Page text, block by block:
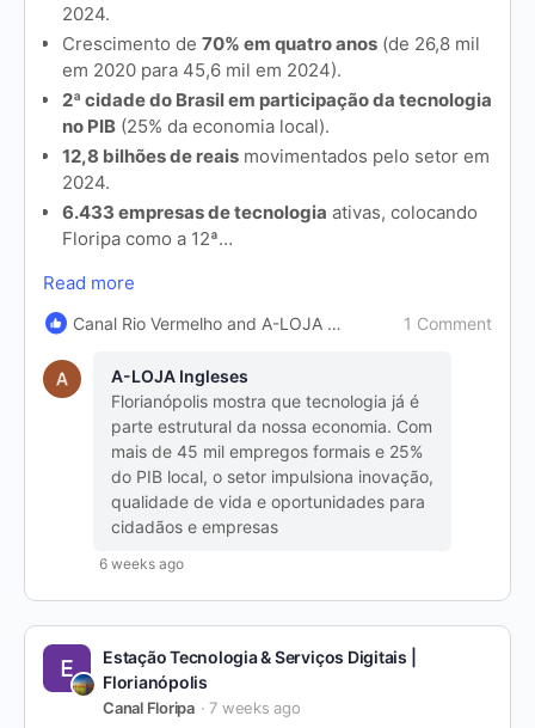
2024.
Crescimento de 70% em quatro anos (de 26,8 mil
em 2020 para 45,6 mil em 2024).
2ª cidade do Brasil em participação da tecnologia
no PIB (25% da economia local).
12,8 bilhões de reais movimentados pelo setor em
2024.
6.433 empresas de tecnologia ativas, colocando
Floripa como a 12ª…
Read more
Canal Rio Vermelho and A-LOJA Ingleses 1 Comment
A-LOJA Ingleses
Florianópolis mostra que tecnologia já é
parte estrutural da nossa economia. Com
mais de 45 mil empregos formais e 25%
do PIB local, o setor impulsiona inovação,
qualidade de vida e oportunidades para
cidadãos e empresas
6 weeks ago
Estação Tecnologia & Serviços Digitais |
Florianópolis
Canal Floripa 7 weeks ago